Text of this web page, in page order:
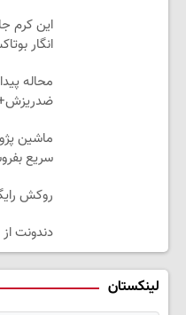
این کرم
انگار
محاله
ماشین
سریع
روکش رایگان +
دندونت
لینکستان